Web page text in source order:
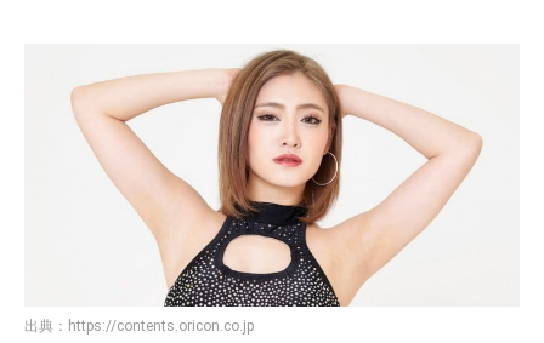
出典： https://contents.oricon.co.jp